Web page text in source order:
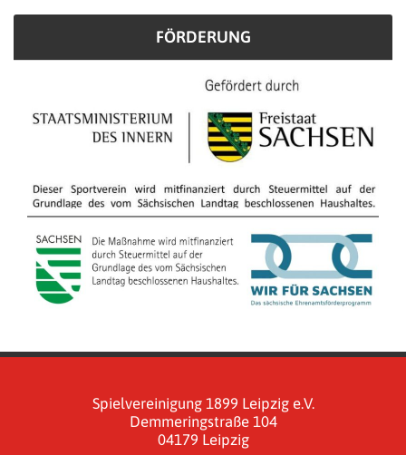
FÖRDERUNG
Spielvereinigung 1899 Leipzig e.V.
Demmeringstraße 104
04179 Leipzig